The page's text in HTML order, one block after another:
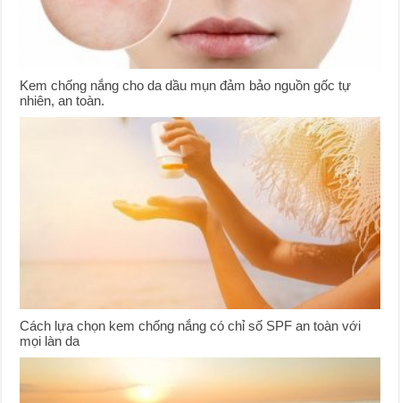
Kem chống nắng cho da dầu mụn đảm bảo nguồn gốc tự
nhiên, an toàn.
Cách lựa chọn kem chống nắng có chỉ số SPF an toàn với
mọi làn da